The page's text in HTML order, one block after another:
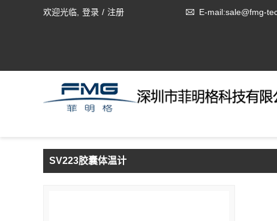
欢迎光临, 登录 / 注册 E-mail:sale@fmg-
SV223胶囊体温计